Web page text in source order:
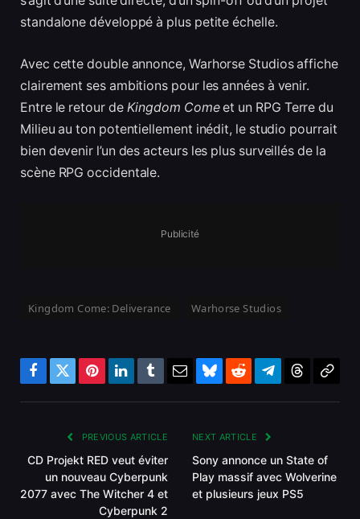
standalone développé à plus petite échelle.
Avec cette double annonce, Warhorse Studios affiche
clairement ses ambitions pour les années à venir.
Entre le retour de Kingdom Comeet un RPG Terre du
Milieu au ton potentiellement inédit, le studio pourrait
bien devenir l’un des acteurs les plus surveillés de la
scène RPG occidentale.
Publicité
Kingdom Come: Deliverance Warhorse Studios
Facebook
TwitterPinterestLinkedInTumblrEmailBlueskyRedditTelegram
PREVIOUS ARTICLE
CD Projekt RED veut éviter
un nouveau Cyberpunk
2077 avec The Witcher 4 et
Cyberpunk 2
NEXT ARTICLE
Sony annonce un State of
Play massif avec Wolverine
et plusieurs jeux PS5